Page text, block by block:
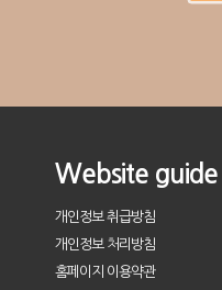
Website guide
개인정보 취급방침
개인정보 처리방침
홈페이지 이용약관